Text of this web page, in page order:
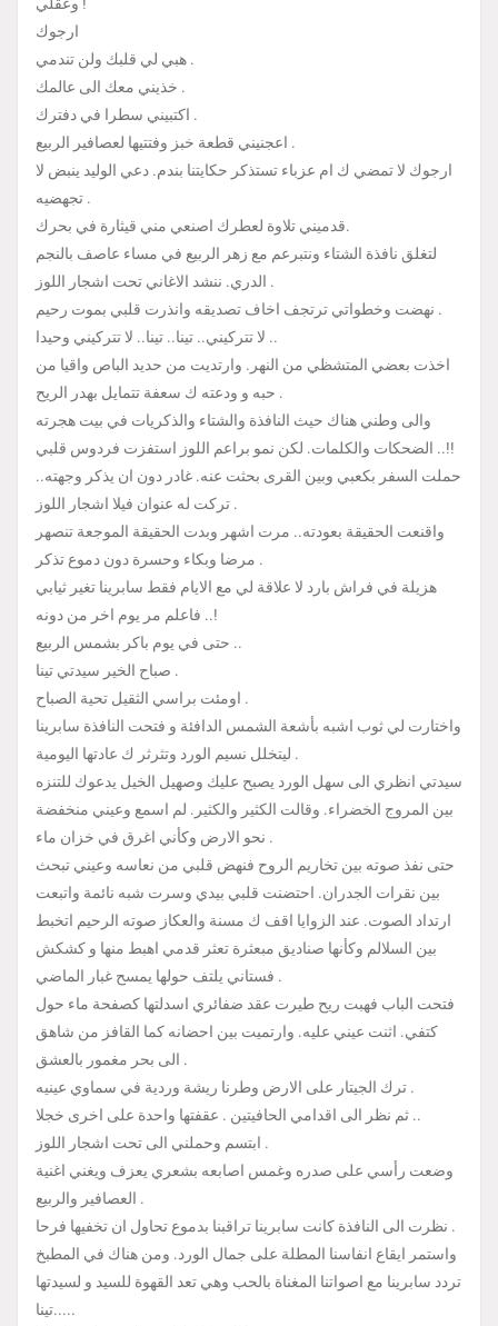
ارجوك
هبي لي قلبك ولن تندمي .
خذيني معك الى عالمك .
اكتبيني سطرا في دفترك .
اعجنيني قطعة خبز وفتتيها لعصافير الربيع .
ارجوك لا تمضي ك ام عزباء تستذكر حكايتنا بندم. دعي الوليد ينبض لا
تجهضيه .
قدميني تلاوة لعطرك اصنعي مني قيثارة في بحرك.
لتغلق نافذة الشتاء ونتبرعم مع زهر الربيع في مساء عاصف بالنجم
الدري. ننشد الاغاني تحت اشجار اللوز .
نهضت وخطواتي ترتجف اخاف تصديقه وانذرت قلبي بموت رحيم .
لا تتركيني.. تينا.. تينا.. لا تتركيني وحيدا ..
اخذت بعضي المتشظي من النهر. وارتديت من حديد الباص واقيا من
حبه و ودعته ك سعفة تتمايل بهدر الريح .
والى وطني هناك حيث النافذة والشتاء والذكريات في بيت هجرته
الضحكات والكلمات. لكن نمو براعم اللوز استفزت فردوس قلبي ..!!
حملت السفر بكعبي وبين القرى بحثت عنه. غادر دون ان يذكر وجهته..
تركت له عنوان فيلا اشجار اللوز .
واقنعت الحقيقة بعودته.. مرت اشهر وبدت الحقيقة الموجعة تنصهر
مرضا وبكاء وحسرة دون دموع تذكر .
هزيلة في فراش بارد لا علاقة لي مع الايام فقط سابرينا تغير ثيابي
فاعلم مر يوم اخر من دونه ..!
حتى في يوم باكر بشمس الربيع ..
صباح الخير سيدتي تينا .
اومئت براسي الثقيل تحية الصباح .
واختارت لي ثوب اشبه بأشعة الشمس الدافئة و فتحت النافذة سابرينا
ليتخلل نسيم الورد وتثرثر ك عادتها اليومية .
سيدتي انظري الى سهل الورد يصبح عليك وصهيل الخيل يدعوك للتنزه
بين المروج الخضراء. وقالت الكثير والكثير. لم اسمع وعيني منخفضة
نحو الارض وكأني اغرق في خزان ماء .
حتى نفذ صوته بين تخاريم الروح فنهض قلبي من نعاسه وعيني تبحث
بين نقرات الجدران. احتضنت قلبي بيدي وسرت شبه نائمة واتبعت
ارتداد الصوت. عند الزوايا اقف ك مسنة والعكاز صوته الرحيم اتخبط
بين السلالم وكأنها صناديق مبعثرة تعثر قدمي اهبط منها و كشكش
فستاني يلتف حولها يمسح غبار الماضي .
فتحت الباب فهبت ريح طيرت عقد ضفائري اسدلتها كصفحة ماء حول
كتفي. اثنت عيني عليه. وارتميت بين احضانه كما القافز من شاهق
الى بحر مغمور بالعشق .
ترك الجيتار على الارض وطرنا ريشة وردية في سماوي عينيه .
ثم نظر الى اقدامي الحافيتين . عقفتها واحدة على اخرى خجلا ..
ابتسم وحملني الى تحت اشجار اللوز .
وضعت رأسي على صدره وغمس اصابعه بشعري يعزف ويغني اغنية
العصافير والربيع .
نظرت الى النافذة كانت سابرينا تراقبنا بدموع تحاول ان تخفيها فرحا .
واستمر ايقاع انفاسنا المطلة على جمال الورد. ومن هناك في المطبخ
تردد سابرينا مع اصواتنا المغناة بالحب وهي تعد القهوة للسيد و لسيدتها
تينا.....